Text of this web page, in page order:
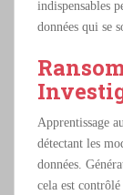
indispensables
données qui se
Apprentissage
détectant les
données.
cela est